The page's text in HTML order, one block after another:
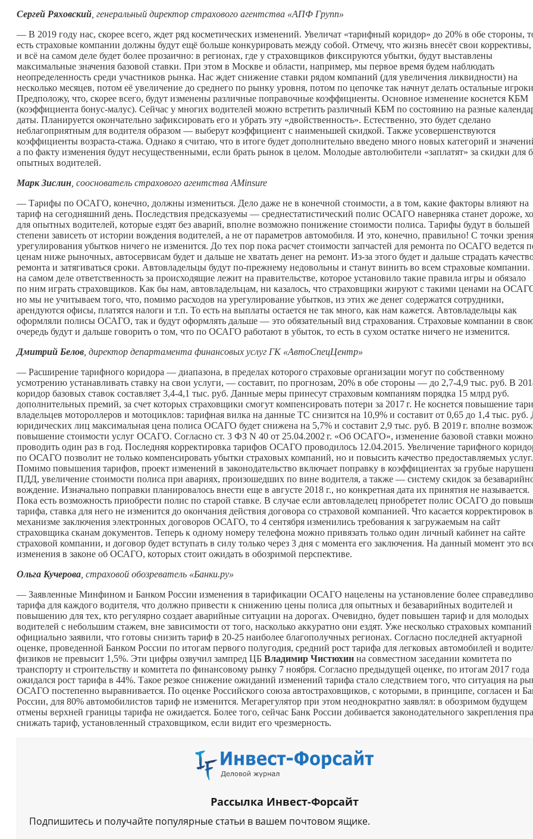
Сергей Ряховский , генеральный директор страхового агентства «АПФ Групп»
— В 2019 году нас, скорее всего, ждет ряд косметических изменений. Увеличат «тарифный коридор» до 20% в обе стороны,
есть страховые компании должны будут ещё больше конкурировать между собой. Отмечу, что жизнь внесёт свои коррективы,
и всё на самом деле будет более прозаично: в регионах, где у страховщиков фиксируются убытки, будут выставлены
максимальные значения базовой ставки. При этом в Москве и области, например, мы первое время будем наблюдать
неопределенность среди участников рынка. Нас ждет снижение ставки рядом компаний (для увеличения ликвидности) на
несколько месяцев, потом её увеличение до среднего по рынку уровня, потом по цепочке так начнут делать остальные
Предположу, что, скорее всего, будут изменены различные поправочные коэффициенты. Основное изменение коснется КБМ
(коэффициента бонус-малус). Сейчас у многих водителей можно встретить различный КБМ по состоянию на разные
даты. Планируется окончательно зафиксировать его и убрать эту «двойственность». Естественно, это будет сделано
неблагоприятным для водителя образом — выберут коэффициент с наименьшей скидкой. Также усовершенствуются
коэффициенты возраста-стажа. Однако я считаю, что в итоге будет дополнительно введено много новых категорий и
а по факту изменения будут несущественными, если брать рынок в целом. Молодые автолюбители «заплатят» за скидки для
опытных водителей.
Марк Зислин , сооснователь страхового агентства AMinsure
— Тарифы по ОСАГО, конечно, должны измениться. Дело даже не в конечной стоимости, а в том, какие факторы влияют на
тариф на сегодняшний день. Последствия предсказуемы — среднестатистический полис ОСАГО наверняка станет дороже,
для опытных водителей, которые ездят без аварий, вполне возможно понижение стоимости полиса. Тарифы будут в большей
степени зависеть от истории вождения водителей, а не от параметров автомобиля. И это, конечно, правильно! С точки зрения
урегулирования убытков ничего не изменится. До тех пор пока расчет стоимости запчастей для ремонта по ОСАГО ведется
ценам ниже рыночных, автосервисам будет и дальше не хватать денег на ремонт. Из-за этого будет и дальше страдать
ремонта и затягиваться сроки. Автовладельцы будут по-прежнему недовольны и станут винить во всем страховые компании.
на самом деле ответственность за происходящие лежит на правительстве, которое установило такие правила игры и обязало
по ним играть страховщиков. Как бы нам, автовладельцам, ни казалось, что страховщики жируют с такими ценами на
но мы не учитываем того, что, помимо расходов на урегулирование убытков, из этих же денег содержатся сотрудники,
арендуются офисы, платятся налоги и т.п. То есть на выплаты остается не так много, как нам кажется. Автовладельцы как
оформляли полисы ОСАГО, так и будут оформлять дальше — это обязательный вид страхования. Страховые компании в
очередь будут и дальше говорить о том, что по ОСАГО работают в убыток, то есть в сухом остатке ничего не изменится.
Дмитрий Белов , директор департамента финансовых услуг ГК «АвтоСпецЦентр»
— Расширение тарифного коридора — диапазона, в пределах которого страховые организации могут по собственному
усмотрению устанавливать ставку на свои услуги, — составит, по прогнозам, 20% в обе стороны — до 2,7-4,9 тыс. руб. В
коридор базовых ставок составляет 3,4-4,1 тыс. руб. Данные меры принесут страховым компаниям порядка 15 млрд руб.
дополнительных премий, за счет которых страховщики смогут компенсировать потери за 2017 г. Не коснется повышение
владельцев мотороллеров и мотоциклов: тарифная вилка на данные ТС снизится на 10,9% и составит от 0,65 до 1,4 тыс. руб.
юридических лиц максимальная цена полиса ОСАГО будет снижена на 5,7% и составит 2,9 тыс. руб. В 2019 г. вполне
повышение стоимости услуг ОСАГО. Согласно ст. 3 ФЗ N 40 от 25.04.2002 г. «Об ОСАГО», изменение базовой ставки можно
проводить один раз в год. Последняя корректировка тарифов ОСАГО проводилось 12.04.2015. Увеличение тарифного
по ОСАГО позволит не только компенсировать убытки страховых компаний, но и повысить качество предоставляемых услуг.
Помимо повышения тарифов, проект изменений в законодательство включает поправку в коэффициентах за грубые
ПДД, увеличение стоимости полиса при авариях, произошедших по вине водителя, а также — систему скидок за
вождение. Изначально поправки планировалось внести еще в августе 2018 г., но конкретная дата их принятия не называется.
Пока есть возможность приобрести полис по старой ставке. В случае если автовладелец приобретет полис ОСАГО до
тарифа, ставка для него не изменится до окончания действия договора со страховой компанией. Что касается корректировок в
механизме заключения электронных договоров ОСАГО, то 4 сентября изменились требования к загружаемым на сайт
страховщика сканам документов. Теперь к одному номеру телефона можно привязать только один личный кабинет на сайте
страховой компании, и договор будет вступать в силу только через 3 дня с момента его заключения. На данный момент это
изменения в законе об ОСАГО, которых стоит ожидать в обозримой перспективе.
Ольга Кучерова , страховой обозреватель «Банки.ру»
— Заявленные Минфином и Банком России изменения в тарификации ОСАГО нацелены на установление более
тарифа для каждого водителя, что должно привести к снижению цены полиса для опытных и безаварийных водителей и
повышению для тех, кто регулярно создает аварийные ситуации на дорогах. Очевидно, будет повышен тариф и для молодых
водителей с небольшим стажем, вне зависимости от того, насколько аккуратно они ездят. Уже несколько страховых компаний
официально заявили, что готовы снизить тариф в 20-25 наиболее благополучных регионах. Согласно последней актуарной
оценке, проведенной Банком России по итогам первого полугодия, средний рост тарифа для легковых автомобилей и
физиков не превысит 1,5%. Эти цифры озвучил зампред ЦБ Владимир Чистюхин на совместном заседании комитета по
транспорту и строительству и комитета по финансовому рынку 7 ноября. Согласно предыдущей оценке, по итогам 2017 года
ожидался рост тарифа в 44%. Такое резкое снижение ожиданий изменений тарифа стало следствием того, что ситуация на
ОСАГО постепенно выравнивается. По оценке Российского союза автостраховщиков, с которыми, в принципе, согласен и
России, для 80% автомобилистов тариф не изменится. Мегарегулятор при этом неоднократно заявлял: в обозримом будущем
отмены верхней границы тарифа не ожидается. Более того, сейчас Банк России добивается законодательного закрепления
снижать тариф, установленный страховщиком, если видит его чрезмерность.
Рассылка Инвест-Форсайт
Подпишитесь и получайте популярные статьи в вашем почтовом ящике.